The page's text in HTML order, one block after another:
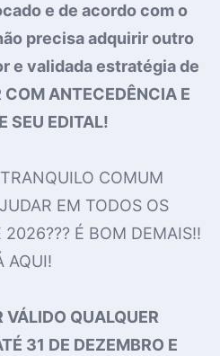
e de acordo com o
precisa adquirir outro
e validada estratégia de
ANTECEDÊNCIA E
SEU EDITAL!
COMUM
EM TODOS OS
2026??? É BOM DEMAIS!!
AQUI!
QUALQUER
31 DE DEZEMBRO E